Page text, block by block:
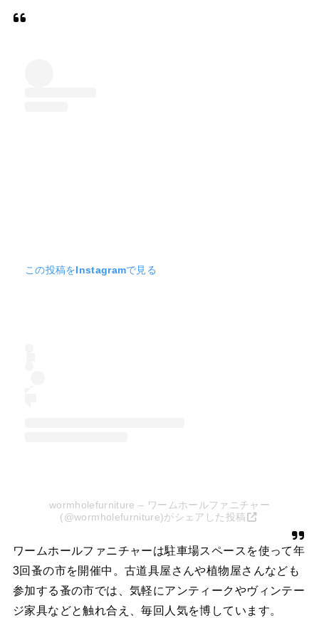
この投稿をInstagramで見る
wormholefurniture – ワームホールファニチャー
(@wormholefurniture)がシェアした投稿
ワームホールファニチャーは駐車場スペースを使って年
3回蚤の市を開催中。古道具屋さんや植物屋さんなども
参加する蚤の市では、気軽にアンティークやヴィンテー
ジ家具などと触れ合え、毎回人気を博しています。